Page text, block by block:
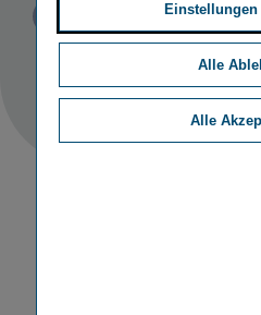
VeröffentlichtEinstellungen
Alle
Alle